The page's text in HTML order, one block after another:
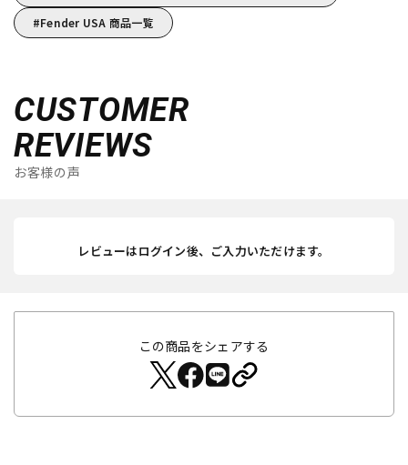
Fender USA 商品一覧
CUSTOMER
REVIEWS
お客様の声
レビューはログイン後、ご入力いただけます。
この商品をシェアする